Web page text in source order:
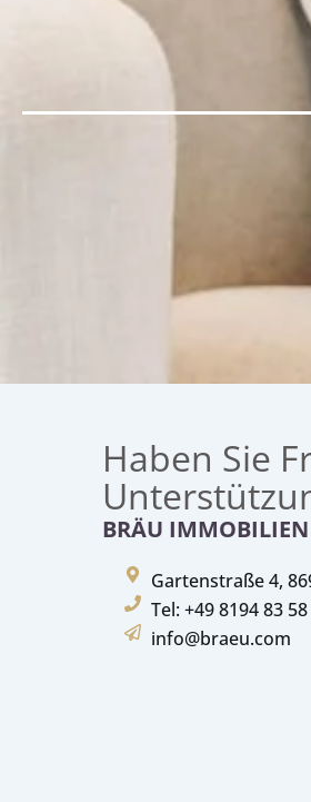
Haben Sie
BRÄU
Gartenstraße 4,
Tel: +49 8194 83 58
info@braeu.com